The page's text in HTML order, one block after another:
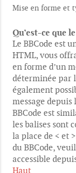
Mise en forme et
Qu’est-ce que
Le BBCode est
HTML, vous
en forme d’un
déterminée par
également
message
BBCode est
les balises sont
la place de < et
du BBCode,
accessible
Haut